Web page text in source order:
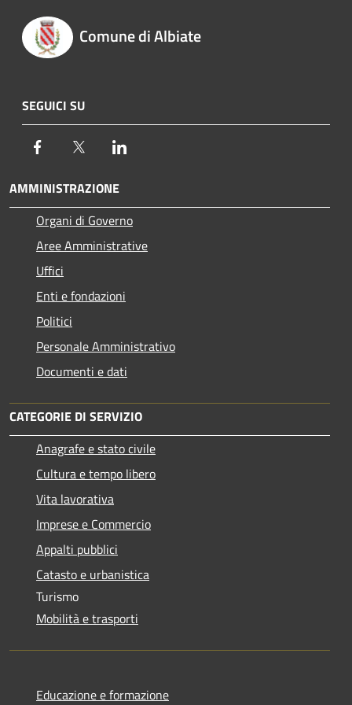
Comune di Albiate
SEGUICI SU
Facebook Twitter
AMMINISTRAZIONE
Organi di Governo
Aree Amministrative
Uffici
Enti e fondazioni
Politici
Personale Amministrativo
Documenti e dati
CATEGORIE DI SERVIZIO
Anagrafe e stato civile
Cultura e tempo libero
Vita lavorativa
Imprese e Commercio
Appalti pubblici
Catasto e urbanistica
Turismo
Mobilità e trasporti
Educazione e formazione